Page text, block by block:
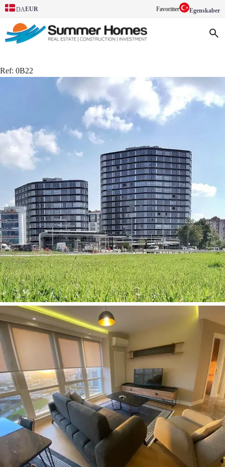
DAEUR Favoritter Egenskaber
Ref: 0B22